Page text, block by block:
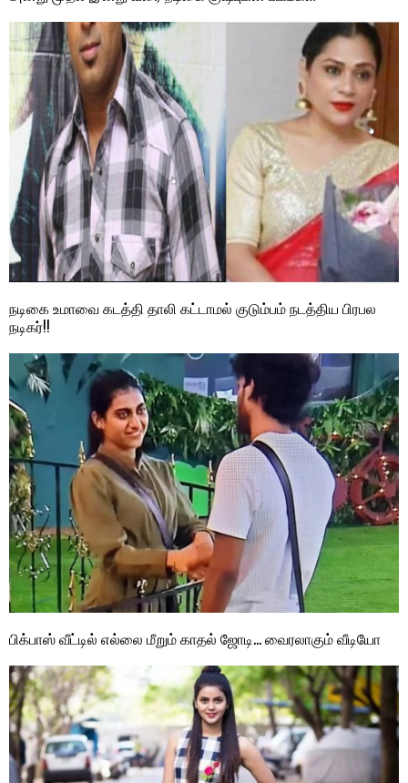
நடிகை உமாவை கடத்தி தாலி கட்டாமல் குடும்பம் நடத்திய பிரபல
நடிகர்!!
பிக்பாஸ் வீட்டில் எல்லை மீறும் காதல் ஜோடி… வைரலாகும் வீடியோ